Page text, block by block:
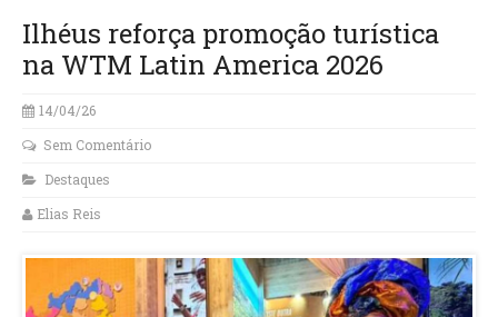
Ilhéus reforça promoção turística
na WTM Latin America 2026
14/04/26
Sem Comentário
Destaques
Elias Reis